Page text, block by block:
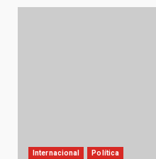
Internacional Política